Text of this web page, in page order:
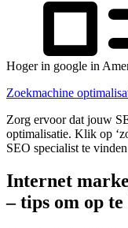
Hoger in google in
Zoekmachine
Zorg ervoor dat jouw
optimalisatie. Klik op
SEO specialist te
Internet
– tips om op